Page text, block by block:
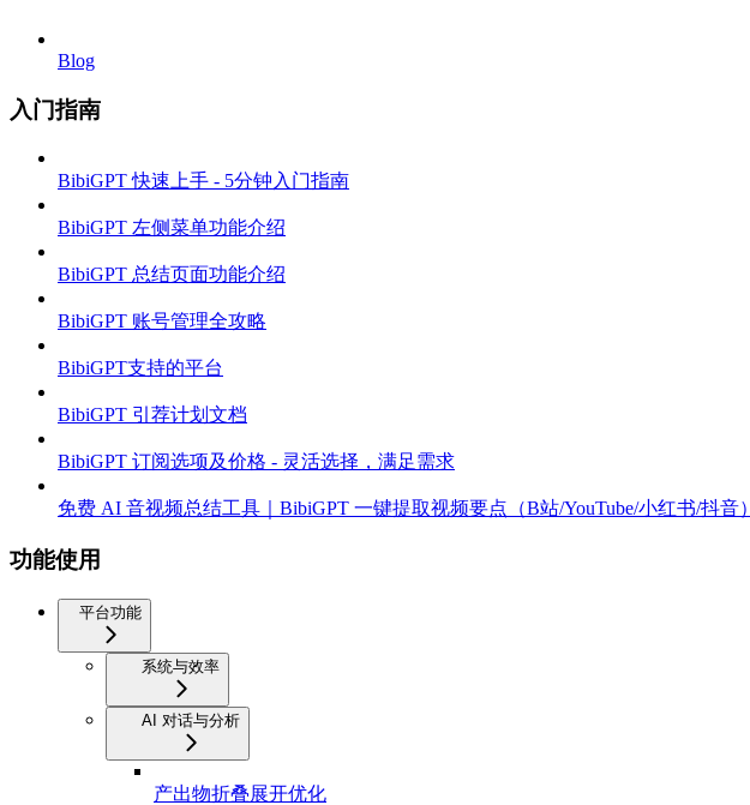
Blog
入门指南
BibiGPT 快速上手 - 5分钟入门指南
BibiGPT 左侧菜单功能介绍
BibiGPT 总结页面功能介绍
BibiGPT 账号管理全攻略
BibiGPT支持的平台
BibiGPT 引荐计划文档
BibiGPT 订阅选项及价格 - 灵活选择，满足需求
免费 AI 音视频总结工具｜BibiGPT 一键提取视频要点（B站/YouTube/小红书/抖音）
功能使用
平台功能
系统与效率
AI 对话与分析
产出物折叠展开优化